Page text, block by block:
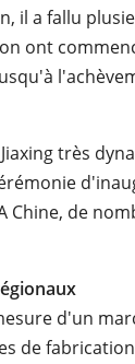
il a fallu
ont
très
Chine, de
d'un
de